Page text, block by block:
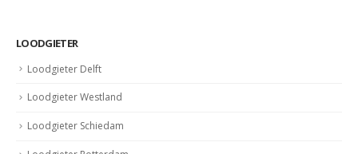
LOODGIETER
Loodgieter Delft
Loodgieter Westland
Loodgieter Schiedam